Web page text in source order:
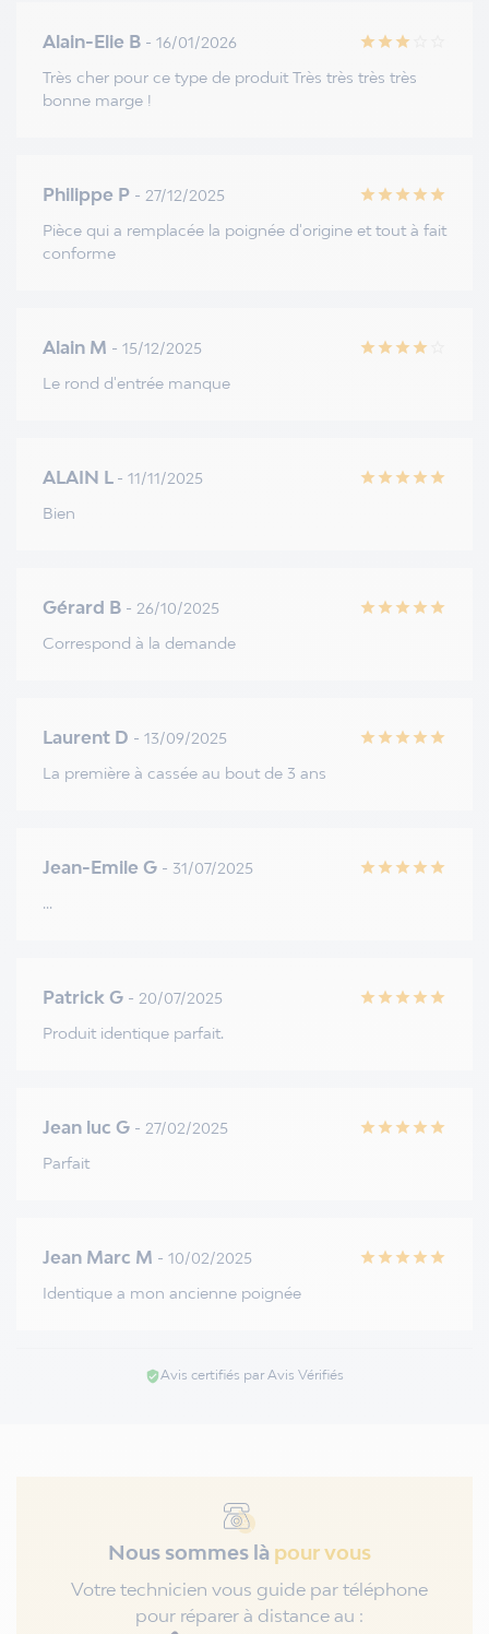
Alain-Elie B - 16/01/2026 star star star
Très cher pour ce type de produit Très très très très
bonne marge !
Philippe P - 27/12/2025 star star star star star
Pièce qui a remplacée la poignée d'origine et tout à fait
conforme
Alain M - 15/12/2025 star star star star
Le rond d'entrée manque
ALAIN L - 11/11/2025 star star star star star
Bien
Gérard B - 26/10/2025 star star star star star
Correspond à la demande
Laurent D - 13/09/2025 star star star star star
La première à cassée au bout de 3 ans
Jean-Emile G - 31/07/2025 star star star star star
...
Patrick G - 20/07/2025 star star star star star
Produit identique parfait.
Jean luc G - 27/02/2025 star star star star star
Parfait
Jean Marc M - 10/02/2025 star star star star star
Identique a mon ancienne poignée
verified_userAvis certifiés par Avis Vérifiés
Nous sommes là pour vous
Votre technicien vous guide par téléphone
pour réparer à distance au :